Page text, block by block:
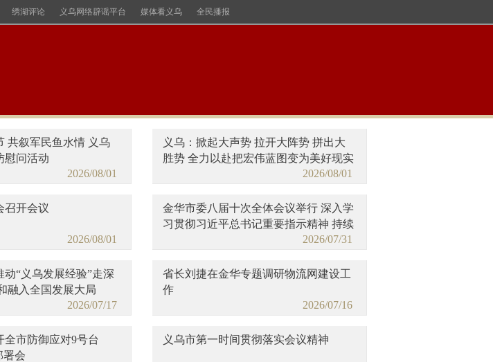
绣湖评论 义乌网络辟谣平台 媒体看义乌 全民播报
共叙军民鱼水情 义乌
慰问活动
2026/08/01
义乌：掀起大声势 拉开大阵势 拼出大
胜势 全力以赴把宏伟蓝图变为美好现实
2026/08/01
召开会议
2026/08/01
金华市委八届十次全体会议举行 深入学
习贯彻习近平总书记重要指示精神 持续
推动“义乌发展经验”走深走实 加快创新
2026/07/31
动“义乌发展经验”走深
融入全国发展大局
2026/07/17
省长刘捷在金华专题调研物流网建设工
作
2026/07/16
全市防御应对9号台
署会
义乌市第一时间贯彻落实会议精神